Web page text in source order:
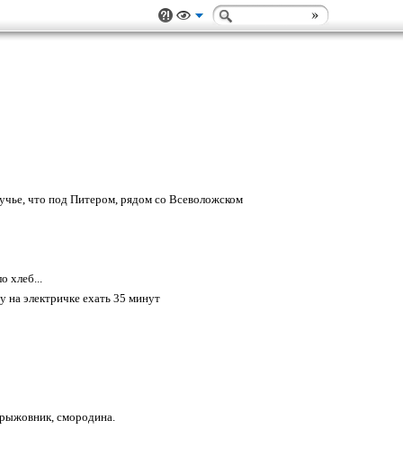
что под Питером, рядом со Всеволожском
хлеб...
на электричке ехать 35 минут
смородина.